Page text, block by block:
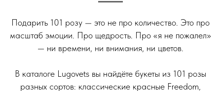
Подарить 101 розу — это не про количество. Это про
масштаб эмоции. Про щедрость. Про «я не пожалел»
— ни времени, ни внимания, ни цветов.
В каталоге Lugovets вы найдёте букеты из 101 розы
разных сортов: классические красные Freedom,